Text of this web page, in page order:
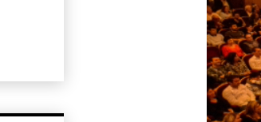
FENÊTRE